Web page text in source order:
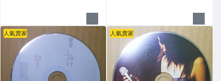
人氣賣家 人氣賣家